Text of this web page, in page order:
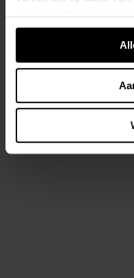
services. Wanneer u
verschillende
de extra verwerkte